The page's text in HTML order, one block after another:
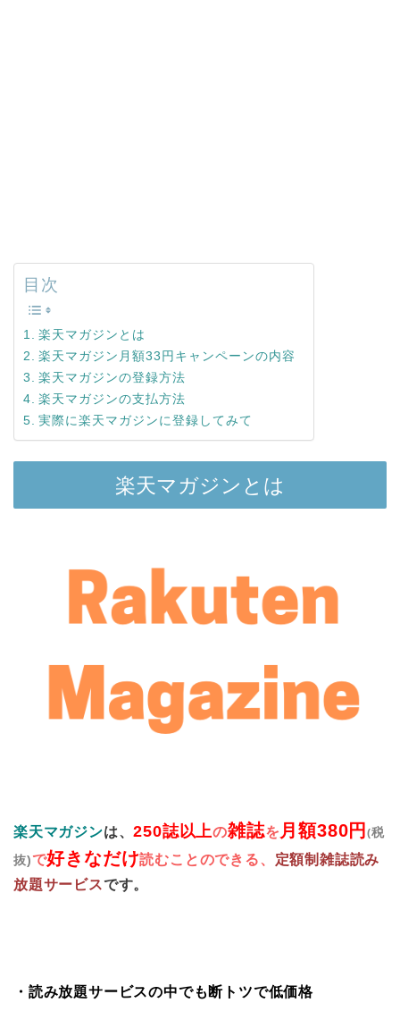
目次
楽天マガジンとは
楽天マガジン月額33円キャンペーンの内容
楽天マガジンの登録方法
楽天マガジンの支払方法
実際に楽天マガジンに登録してみて
楽天マガジンとは
楽天マガジンは、250誌以上の雑誌を 月額380円(税
抜)で好きなだけ読むことのできる、 定額制雑誌読み
放題サービスです。
・読み放題サービスの中でも断トツで低価格